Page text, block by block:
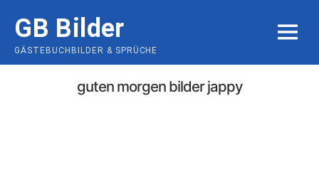
content
GB Bilder
GÄSTEBUCHBILDER & SPRÜCHE
MENU
guten morgen bilder jappy